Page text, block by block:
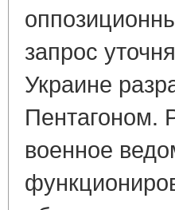
запрос
Украине
Пентагоном.
военное